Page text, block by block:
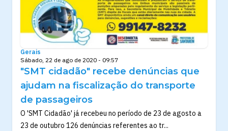
Gerais
Sábado, 22 de ago de 2020 - 09:57
"SMT cidadão" recebe denúncias que
ajudam na fiscalização do transporte
de passageiros
O 'SMT Cidadão' já recebeu no período de 23 de agosto a
23 de outubro 126 denúncias referentes ao tr...